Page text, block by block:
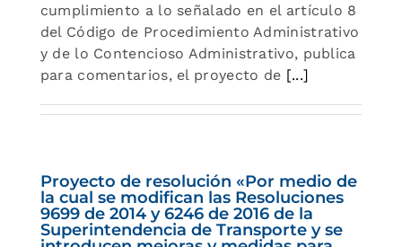
cumplimiento a lo señalado en el artículo 8
del Código de Procedimiento Administrativo
y de lo Contencioso Administrativo, publica
para comentarios, el proyecto de [...]
Proyecto de resolución «Por medio de
la cual se modifican las Resoluciones
9699 de 2014 y 6246 de 2016 de la
Superintendencia de Transporte y se